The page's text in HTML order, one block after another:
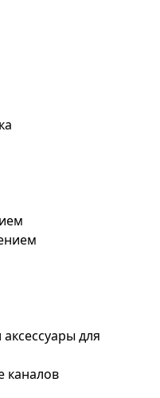
для
каналов